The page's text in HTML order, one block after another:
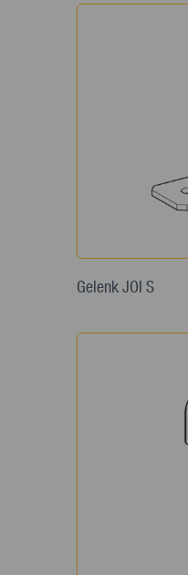
Gelenk JOI S